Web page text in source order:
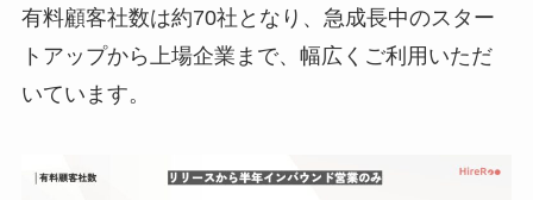
有料顧客社数は約70社となり、急成長中のスター
トアップから上場企業まで、幅広くご利用いただ
いています。